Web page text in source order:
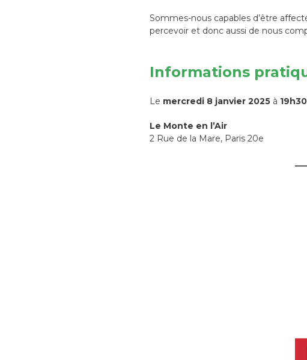
Sommes-nous capables d’être
percevoir et donc aussi de nous
Informations
Le mercredi 8 janvier 2025à 19h30
Le Monte en l’Air
2 Rue de la Mare, Paris 20e